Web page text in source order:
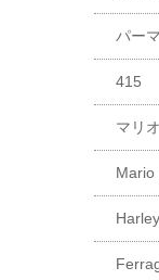
パー
415
マリ
Mario